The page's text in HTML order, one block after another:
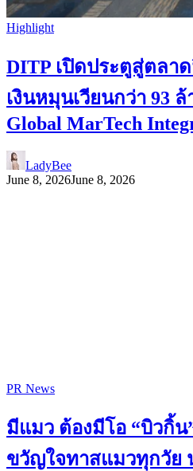
Highlight
DITP เปิดประตูสู่ตลา
เงินหมุนเวียนกว่า 93
Global MarTech
LadyBee
June 8, 2026June 8, 2026
PR News
มีแมว ต้องมีโอ “บิวกิ้น
ขวัญใจทาสแมวทุกวัย